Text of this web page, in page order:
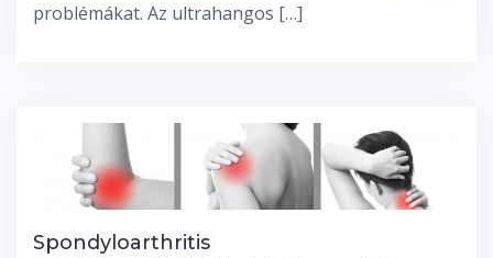
problémákat. Az ultrahangos […]
Spondyloarthritis